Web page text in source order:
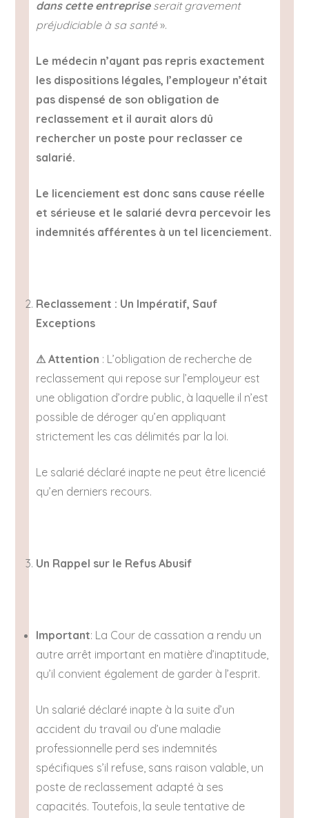
dans cette entrepriseserait gravement
préjudiciable à sa santé».
Le médecin n’ayant pas repris exactement
les dispositions légales, l’employeur n’était
pas dispensé de son obligation de
reclassement et il aurait alors dû
rechercher un poste pour reclasser ce
salarié.
Le licenciement est donc sans cause réelle
et sérieuse et le salarié devra percevoir les
indemnités afférentes à un tel licenciement.
Reclassement : Un Impératif, Sauf
Exceptions
⚠ Attention : L’obligation de recherche de
reclassement qui repose sur l’employeur est
une obligation d’ordre public, à laquelle il n’est
possible de déroger qu’en appliquant
strictement les cas délimités par la loi.
Le salarié déclaré inapte ne peut être licencié
qu’en derniers recours.
Un Rappel sur le Refus Abusif
Important: La Cour de cassation a rendu un
autre arrêt important en matière d’inaptitude,
qu’il convient également de garder à l’esprit.
Un salarié déclaré inapte à la suite d’un
accident du travail ou d’une maladie
professionnelle perd ses indemnités
spécifiques s’il refuse, sans raison valable, un
poste de reclassement adapté à ses
capacités. Toutefois, la seule tentative de